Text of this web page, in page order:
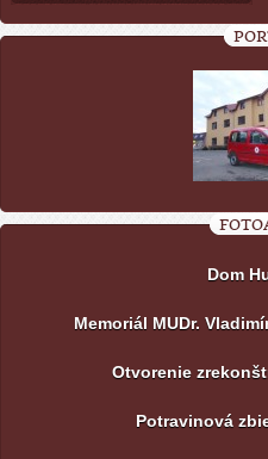
Dom
Memoriál MUDr.
Otvorenie
Potravinová